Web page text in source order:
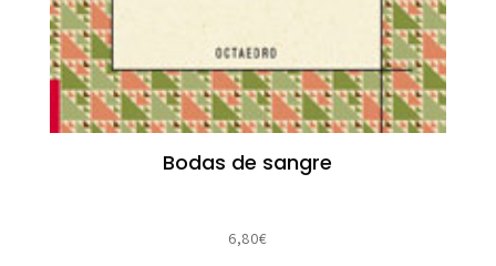
Bodas de sangre
6,80€